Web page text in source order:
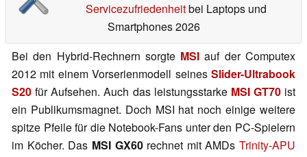
Servicezufriedenheitbei Laptops und
Smartphones 2026
Bei den Hybrid-Rechnern sorgte MSI auf der Computex
2012 mit einem Vorserienmodell seines Slider-Ultrabook
S20 für Aufsehen. Auch das leistungsstarke MSI GT70ist
ein Publikumsmagnet. Doch MSI hat noch einige weitere
spitze Pfeile für die Notebook-Fans unter den PC-Spielern
im Köcher. Das MSI GX60rechnet mit AMDs Trinity-APU